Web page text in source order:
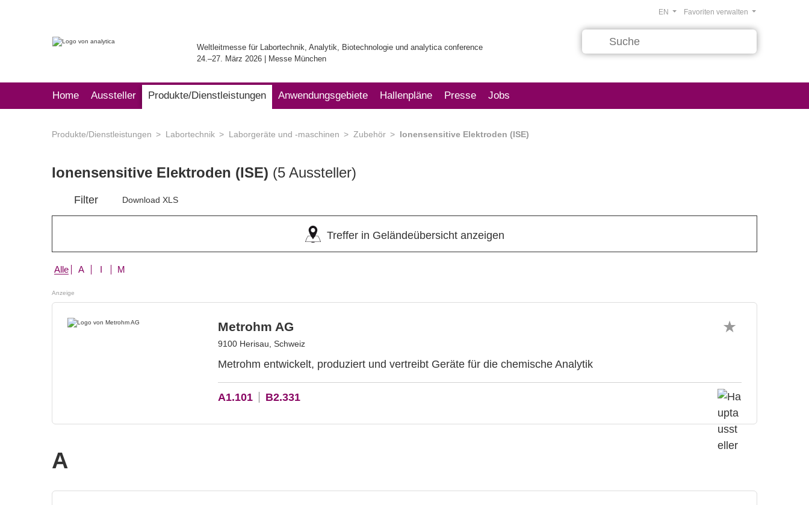
Weltleitmesse für Labortechnik, Analytik, Biotechnologie und analytica conference
24.–27. März 2026 | Messe München
Favoriten verwalten
EN
Home Aussteller Produkte/Dienstleistungen Anwendungsgebiete Hallenpläne Presse Jobs
Produkte/Dienstleistungen Labortechnik Laborgeräte und -maschinen Zubehör Ionensensitive Elektroden (ISE)
Ionensensitive Elektroden (ISE) (5 Aussteller)
Filter Download XLS
Treffer in Geländeübersicht anzeigen
Alle A I M
Anzeige
Metrohm AG
9100 Herisau, Schweiz
Metrohm entwickelt, produziert und vertreibt Geräte für die chemische Analytik
A1.101 B2.331
A